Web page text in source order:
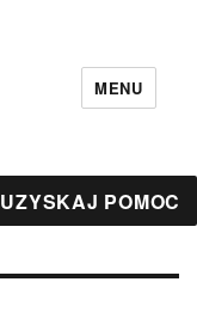
MENU
UZYSKAJ POMOC